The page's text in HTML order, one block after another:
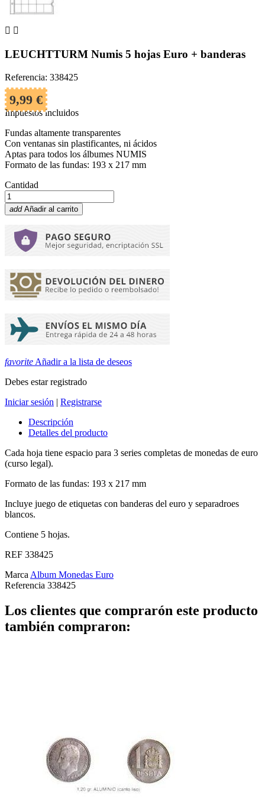
 
LEUCHTTURM Numis 5 hojas Euro + banderas
Referencia: 338425
9,99 €
Impuestos incluidos
Fundas altamente transparentes
Con ventanas sin plastificantes, ni ácidos
Aptas para todos los álbumes NUMIS
Formato de las fundas: 193 x 217 mm
Cantidad
add Añadir al carrito
favorite Añadir a la lista de deseos
Debes estar registrado
Iniciar sesión | Registrarse
Descripción
Detalles del producto
Cada hoja tiene espacio para 3 series completas de monedas de euro
(curso legal).
Formato de las fundas: 193 x 217 mm
Incluye juego de etiquetas con banderas del euro y separadroes
blancos.
Contiene 5 hojas.
REF 338425
Marca Album Monedas Euro
Referencia 338425
Los clientes que comprarón este producto
también compraron: